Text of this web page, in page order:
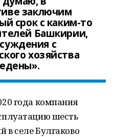
заключим
срок с каким-то
Башкирии,
с
хозяйства
года компания
шесть
в селе Булгаково